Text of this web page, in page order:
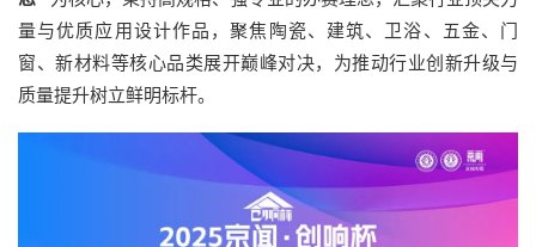
量与优质应用设计作品，聚焦陶瓷、建筑、卫浴、五金、门
窗、新材料等核心品类展开巅峰对决，为推动行业创新升级与
质量提升树立鲜明标杆。